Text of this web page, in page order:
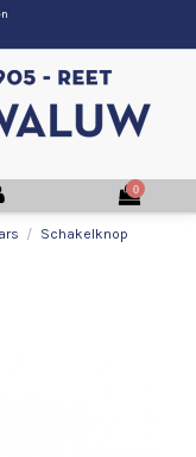
0
Schakelknop